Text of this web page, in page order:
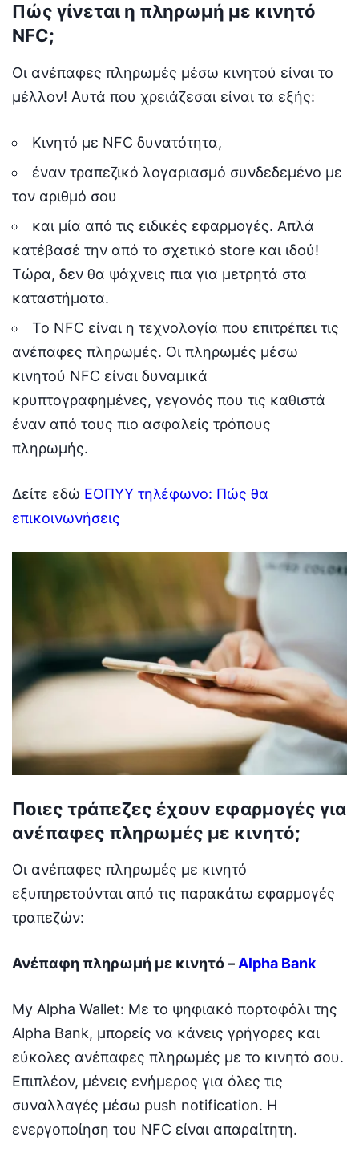
Πώς γίνεται η πληρωμή με κινητό
NFC;
Οι ανέπαφες πληρωμές μέσω κινητού είναι το
μέλλον! Αυτά που χρειάζεσαι είναι τα εξής:
Κινητό με NFC δυνατότητα,
έναν τραπεζικό λογαριασμό συνδεδεμένο με
τον αριθμό σου
και μία από τις ειδικές εφαρμογές. Απλά
κατέβασέ την από το σχετικό store και ιδού!
Τώρα, δεν θα ψάχνεις πια για μετρητά στα
καταστήματα.
Το NFC είναι η τεχνολογία που επιτρέπει τις
ανέπαφες πληρωμές. Οι πληρωμές μέσω
κινητού NFC είναι δυναμικά
κρυπτογραφημένες, γεγονός που τις καθιστά
έναν από τους πιο ασφαλείς τρόπους
πληρωμής.
Δείτε εδώ ΕΟΠΥΥ τηλέφωνο: Πώς θα
επικοινωνήσεις
Ποιες τράπεζες έχουν εφαρμογές για
ανέπαφες πληρωμές με κινητό;
Οι ανέπαφες πληρωμές με κινητό
εξυπηρετούνται από τις παρακάτω εφαρμογές
τραπεζών:
Ανέπαφη πληρωμή με κινητό –Alpha Bank
My Alpha Wallet: Με το ψηφιακό πορτοφόλι της
Alpha Bank, μπορείς να κάνεις γρήγορες και
εύκολες ανέπαφες πληρωμές με το κινητό σου.
Επιπλέον, μένεις ενήμερος για όλες τις
συναλλαγές μέσω push notification. Η
ενεργοποίηση του NFC είναι απαραίτητη.